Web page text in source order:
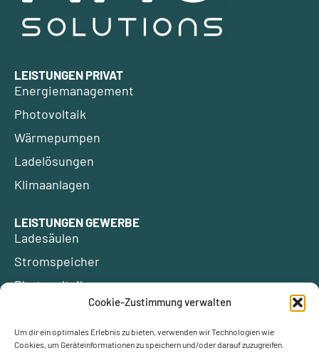
Cookie-Zustimmung verwalten
Um dir ein optimales Erlebnis zu bieten, verwenden wir Technologien wie
Cookies, um Geräteinformationen zu speichern und/oder darauf zuzugreifen.
LEISTUNGEN PRIVAT
Energiemanagement
Photovoltaik
Wärmepumpen
Ladelösungen
Klimaanlagen
LEISTUNGEN GEWERBE
Ladesäulen
Stromspeicher
Photovoltaik
Kontakt Förderungen